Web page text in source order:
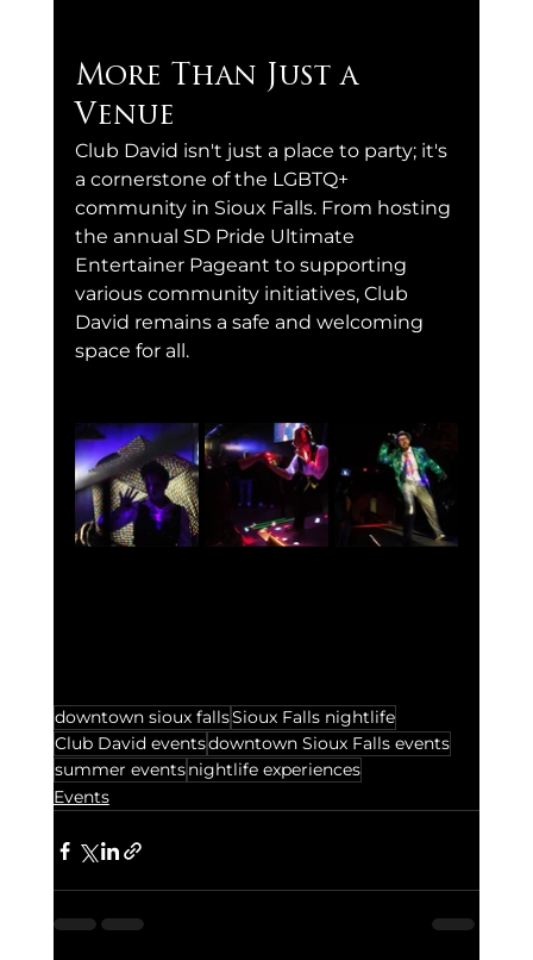
More Than Just a
Venue
Club David isn't just a place to party; it's
a cornerstone of the LGBTQ+
community in Sioux Falls. From hosting
the annual SD Pride Ultimate
Entertainer Pageant to supporting
various community initiatives, Club
David remains a safe and welcoming
space for all.
downtown sioux fallsSioux Falls nightlife
Club David eventsdowntown Sioux Falls events
summer eventsnightlife experiences
Events